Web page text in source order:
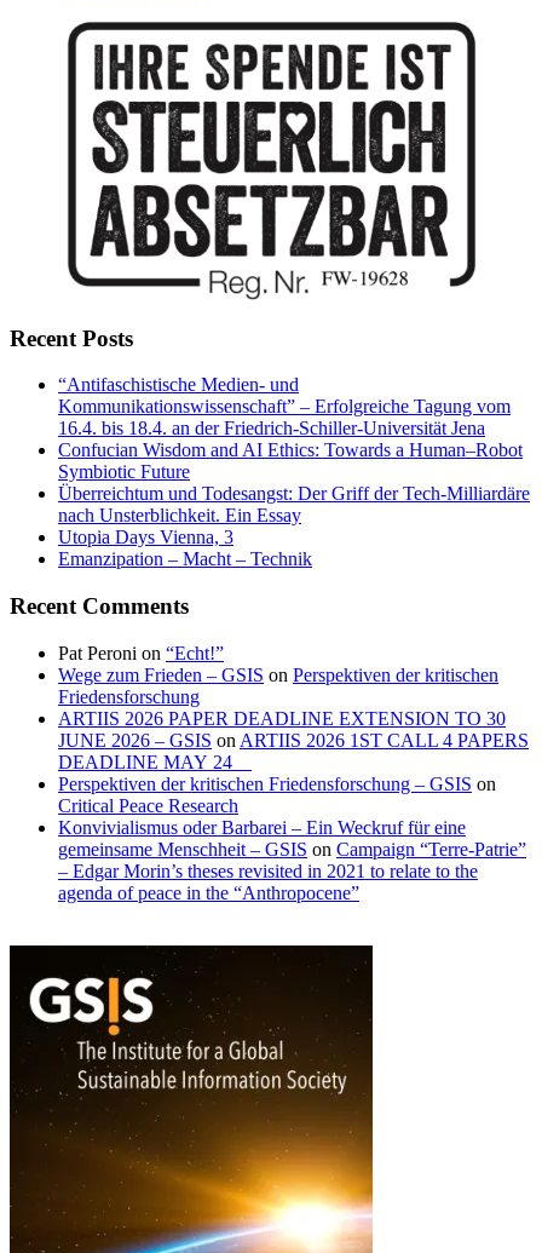
Recent Posts
“Antifaschistische Medien- und
Kommunikationswissenschaft” – Erfolgreiche Tagung vom
16.4. bis 18.4. an der Friedrich-Schiller-Universität Jena
Confucian Wisdom and AI Ethics: Towards a Human–Robot
Symbiotic Future
Überreichtum und Todesangst: Der Griff der Tech-Milliardäre
nach Unsterblichkeit. Ein Essay
Utopia Days Vienna, 3
Emanzipation – Macht – Technik
Recent Comments
Pat Peroni on “Echt!”
Wege zum Frieden – GSIS on Perspektiven der kritischen
Friedensforschung
ARTIIS 2026 PAPER DEADLINE EXTENSION TO 30
JUNE 2026 – GSIS on ARTIIS 2026 1ST CALL 4 PAPERS
DEADLINE MAY 24
Perspektiven der kritischen Friedensforschung – GSIS on
Critical Peace Research
Konvivialismus oder Barbarei – Ein Weckruf für eine
gemeinsame Menschheit – GSIS on Campaign “Terre-Patrie”
– Edgar Morin’s theses revisited in 2021 to relate to the
agenda of peace in the “Anthropocene”
vertrauen?
Years
of
ELIZA?
Critical
and
Futures